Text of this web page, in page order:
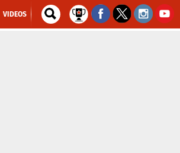
VIDEOS